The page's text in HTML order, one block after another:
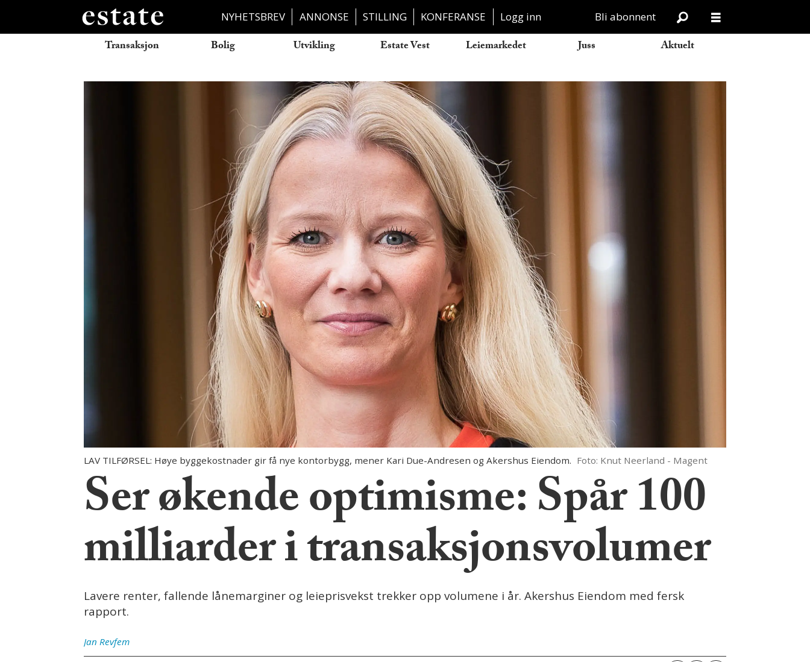
NYHETSBREV ANNONSE STILLING KONFERANSE Logg inn Bli abonnent
Transaksjon Bolig Utvikling Estate Vest Leiemarkedet Juss Aktuelt
LAV TILFØRSEL: Høye byggekostnader gir få nye kontorbygg, mener Kari Due-Andresen og Akershus Eiendom. Foto: Knut Neerland - Magent
Ser økende optimisme: Spår 100
milliarder i transaksjonsvolumer
Lavere renter, fallende lånemarginer og leieprisvekst trekker opp volumene i år. Akershus Eiendom med fersk
rapport.
Jan Revfem